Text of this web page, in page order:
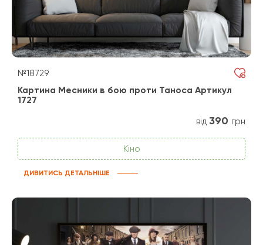
№18729
Картина Месники в бою проти Таноса Артикул
1727
від 390 грн
Кіно
ДИВИТИСЬ ДЕТАЛЬНІШЕ